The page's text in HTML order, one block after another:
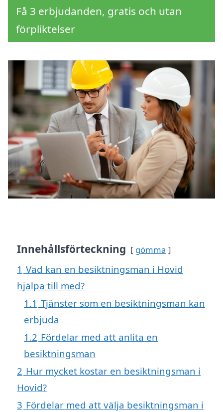
Få 3 erbjudanden, gratis och utan
förpliktelser
Innehållsförteckning gömma
1 Vad kan en besiktningsman i Hovid
hjälpa till med?
1.1 Tjänster som en besiktningsman kan
erbjuda
1.2 Fördelar med att anlita en
besiktningsman
2 Hur mycket kostar en besiktningsman i
Hovid?
3 Fördelar med att välja besiktningsman i